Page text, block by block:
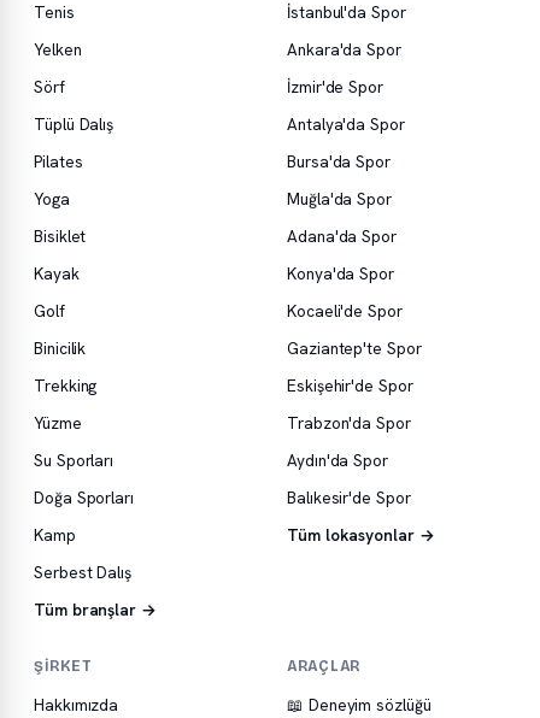
Tenis
Yelken
Sörf
Tüplü Dalış
Pilates
Yoga
Bisiklet
Kayak
Golf
Binicilik
Trekking
Yüzme
Su Sporları
Doğa Sporları
Kamp
Serbest Dalış
Tüm branşlar →
İstanbul'da Spor
Ankara'da Spor
İzmir'de Spor
Antalya'da Spor
Bursa'da Spor
Muğla'da Spor
Adana'da Spor
Konya'da Spor
Kocaeli'de Spor
Gaziantep'te Spor
Eskişehir'de Spor
Trabzon'da Spor
Aydın'da Spor
Balıkesir'de Spor
Tüm lokasyonlar →
ŞIRKET
Hakkımızda
ARAÇLAR
📖 Deneyim sözlüğü